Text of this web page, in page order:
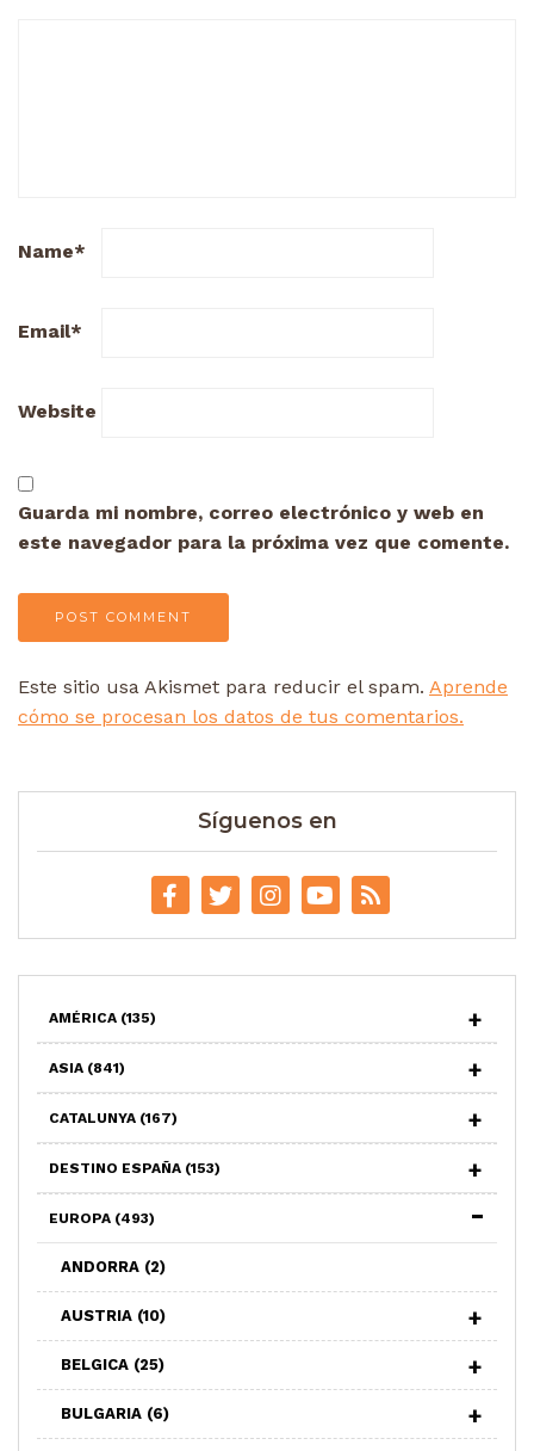
Name*
Email*
Website
Guarda mi nombre, correo electrónico y web en
este navegador para la próxima vez que comente.
Este sitio usa Akismet para reducir el spam. Aprende
cómo se procesan los datos de tus comentarios.
Síguenos en
AMÉRICA (135)
ASIA (841)
CATALUNYA (167)
DESTINO ESPAÑA (153)
EUROPA (493)
ANDORRA (2)
AUSTRIA (10)
BELGICA (25)
BULGARIA (6)